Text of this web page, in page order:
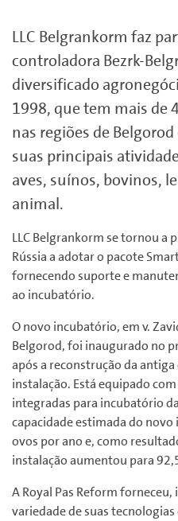
LLC Belgrankorm faz
controladora Bezrk-
diversificado
1998, que tem mais de
nas regiões de
suas principais
aves, suínos, bovinos,
animal.
LLC Belgrankorm se tornou a
Rússia a adotar o pacote
fornecendo suporte e
ao incubatório.
O novo incubatório, em v.
Belgorod, foi inaugurado no
após a reconstrução da
instalação. Está equipado
integradas para incubatório
capacidade estimada do
ovos por ano e, como
instalação aumentou para
A Royal Pas Reform
variedade de suas